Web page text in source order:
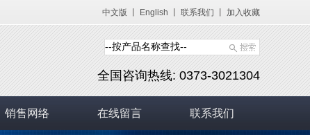
中文版 English 联系我们 加入收藏
全国咨询热线: 0373-3021304
销售网络 在线留言 联系我们